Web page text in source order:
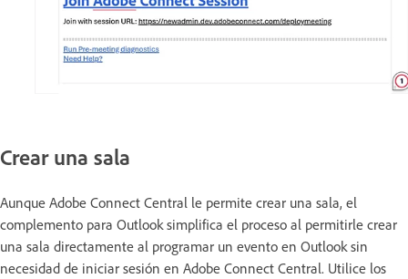
Crear una sala
Aunque Adobe Connect Central le permite crear una sala, el
complemento para Outlook simplifica el proceso al permitirle crear
una sala directamente al programar un evento en Outlook sin
necesidad de iniciar sesión en Adobe Connect Central. Utilice los